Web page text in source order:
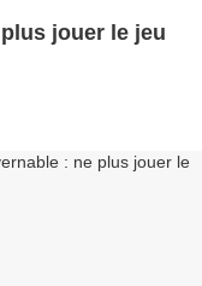
jouer le jeu